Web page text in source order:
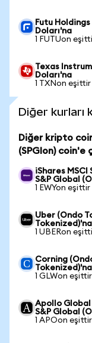
Futu
Doları'na
1 FUTUon
Texas
Doları'na
1 TXNon
Diğer kurları
Diğer kripto
(SPGIon) coin'e
iShares MSCI
S&P Global
1 EWYon
Uber (Ondo
Tokenized)'na
1 UBERon
Corning
Tokenized)'na
1 GLWon
Apollo Global
S&P Global
1 APOon